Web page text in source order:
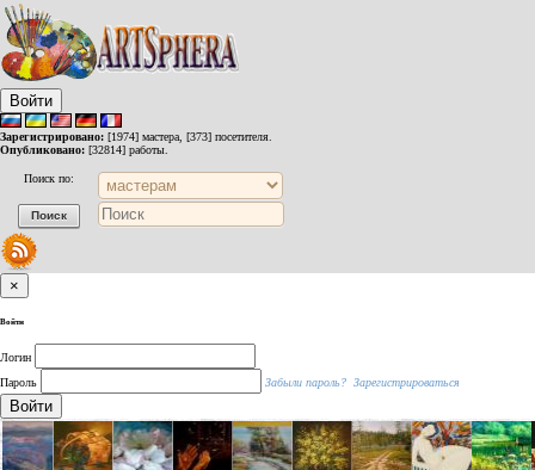
Войти
Зарегистрировано: [1974] мастера, [373] посетителя.
Опубликовано: [32814] работы.
Поиск по:
×
Войти
Логин
Пароль
Забыли пароль? Зарегистрироваться
Войти